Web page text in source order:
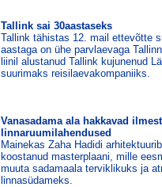
Tallink sai 30aastaseks
Tallink tähistas 12. mail ettevõtte
aastaga on ühe parvlaevaga
liinil alustanud Tallink kujunenud
suurimaks reisilaevakompaniiks.
Vanasadama ala hakkavad
linnaruumilahendused
Mainekas Zaha Hadidi
koostanud masterplaani, mille
muuta sadamaala terviklikuks ja
linnasüdameks.